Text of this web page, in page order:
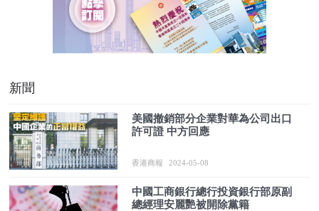
新聞
美國撤銷部分企業對華為公司出口
許可證 中方回應
香港商報 2024-05-08
中國工商銀行總行投資銀行部原副
總經理安麗艷被開除黨籍